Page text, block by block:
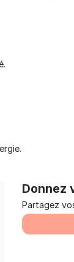
Donnez
Partagez